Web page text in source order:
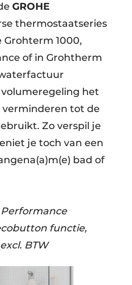
GROHE
thermostaatseries
Grohterm 1000,
of in Grohtherm
het
tot de
Zo verspil je
je toch van een
bad of
Performance
functie,
BTW